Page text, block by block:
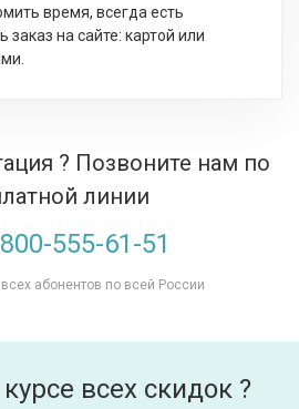
время, всегда есть
на сайте: картой или
? Позвоните нам по
линии
555-61-51
абонентов по всей России
всех скидок ?